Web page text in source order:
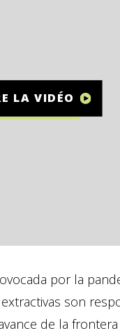
LA VIDÉO
por la
son
de la